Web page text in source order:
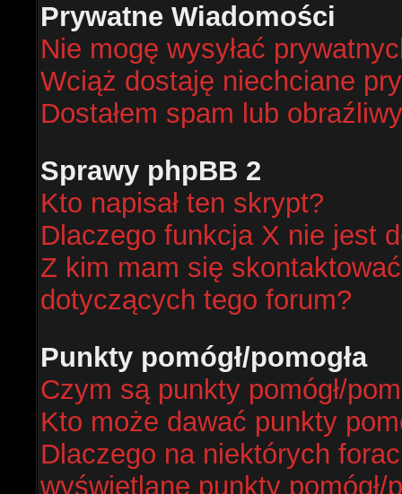
Prywatne Wiadomości
Nie mogę wysyłać
Wciąż dostaję niechciane
Dostałem spam lub
Sprawy phpBB 2
Kto napisał ten skrypt?
Dlaczego funkcja X nie jest
Z kim mam się
dotyczących tego forum?
Punkty pomógł/pomogła
Czym są punkty pomógł/
Kto może dawać punkty
Dlaczego na niektórych
wyświetlane punkty pomógł/